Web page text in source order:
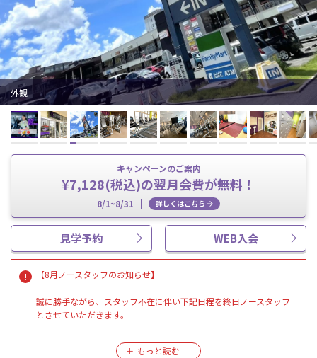
外観
キャンペーンのご案内
¥7,128(税込)の翌月会費が無料！
8/1~8/31 詳しくはこちら
見学予約 WEB入会
【8月ノースタッフのお知らせ】
誠に勝手ながら、スタッフ不在に伴い下記日程を終日ノースタッフ
とさせていただきます。
2日(日)、8日(土)、15日(土)